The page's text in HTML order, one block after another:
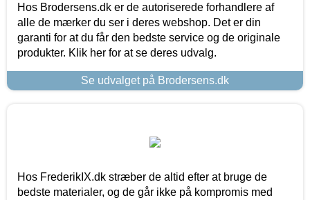
Hos Brodersens.dk er de autoriserede forhandlere af
alle de mærker du ser i deres webshop. Det er din
garanti for at du får den bedste service og de originale
produkter. Klik her for at se deres udvalg.
Se udvalget på Brodersens.dk
Hos FrederikIX.dk stræber de altid efter at bruge de
bedste materialer, og de går ikke på kompromis med